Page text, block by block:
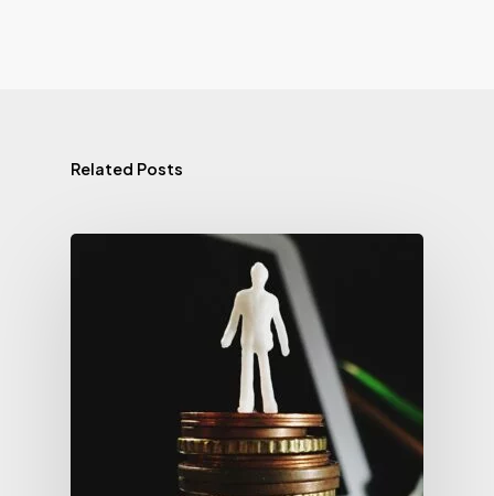
Related Posts